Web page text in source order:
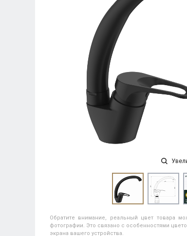
Обратите внимание, реальный цвет товара
фотографии. Это связано с особенностями
экрана вашего устройства.